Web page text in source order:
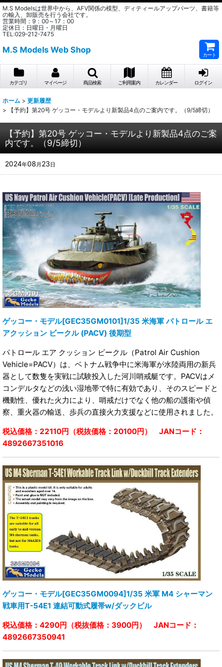
M.S Modelsは世界中から、AFV関係の模型、ディティールアップパーツ、書籍等
の輸入、卸販売を行う会社です。
営業時間：9：00～17：00
定休日：日曜日・月曜日
TEL:029-212-7475
M.S Models Web Shop
カート
カテゴリ マイページ 商品検索 ご利用案内 カレンダー ログイン
ホーム > 更新履歴
>
【予約】第20号 ゲッコー・モデルより新製品4点のご案内です。（9/5締切）
【予約】第20号 ゲッコー・モデルより新製品4点のご案
内です。（9/5締切）
2024年08 月 23日
ゲッコー・モデル[GEC35GM0101]1/35 米海軍 パトロール エ
アクッション ビークル (PACV) 後期型
パトロール エア クッション ビークル（Patrol Air Cushion
Vehicle=PACV）は、ベトナム戦争中に米海軍が水陸両用の新兵
器として数隻を実戦に試験投入した河川哨戒艇です。PACVはメ
コンデルタなどの浅い湿地帯で特に有効であり、そのスピードと
機動性、優れた火力により、哨戒だけでなく他の船の護衛や偵
察、重火器の輸送、歩兵の直接火力支援などに使用されました。
税込価格：22110円（税抜価格：20100円） JANコード：
4892667351016
ゲッコー・モデル[GEC35GM0094]1/35 米軍 M4 シャーマン
戦車用T-54E1 連結可動式履帯w/ダックビル
税込価格：4290円（税抜価格：3900円） JANコード：
4892667350941